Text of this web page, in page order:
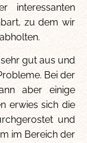
interessanten
zu dem wir
gut aus und
Bei der
aber einige
erwies sich die
und
im Bereich der